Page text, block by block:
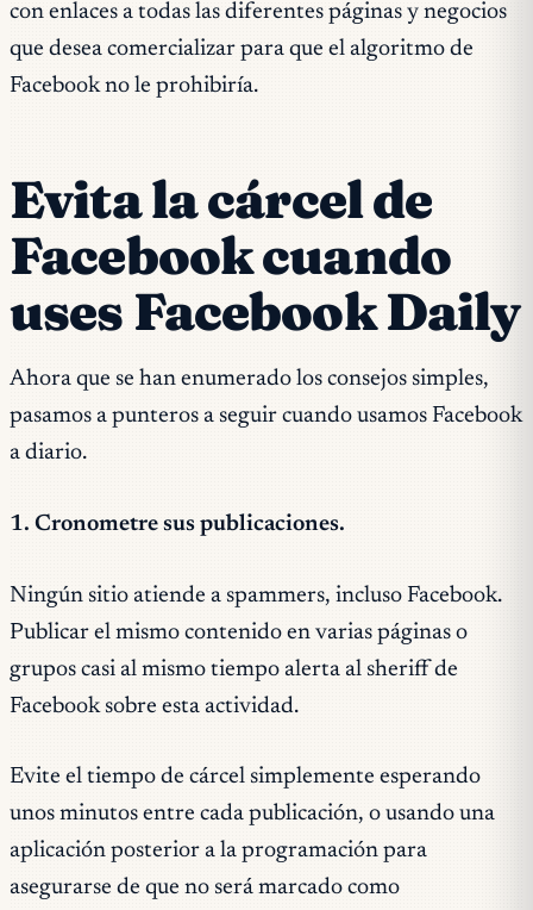
con enlaces a todas las diferentes páginas y negocios
que desea comercializar para que el algoritmo de
Facebook no le prohibiría.
Evita la cárcel de
Facebook cuando
uses Facebook Daily
Ahora que se han enumerado los consejos simples,
pasamos a punteros a seguir cuando usamos Facebook
a diario.
1. Cronometre sus publicaciones.
Ningún sitio atiende a spammers, incluso Facebook.
Publicar el mismo contenido en varias páginas o
grupos casi al mismo tiempo alerta al sheriff de
Facebook sobre esta actividad.
Evite el tiempo de cárcel simplemente esperando
unos minutos entre cada publicación, o usando una
aplicación posterior a la programación para
asegurarse de que no será marcado como